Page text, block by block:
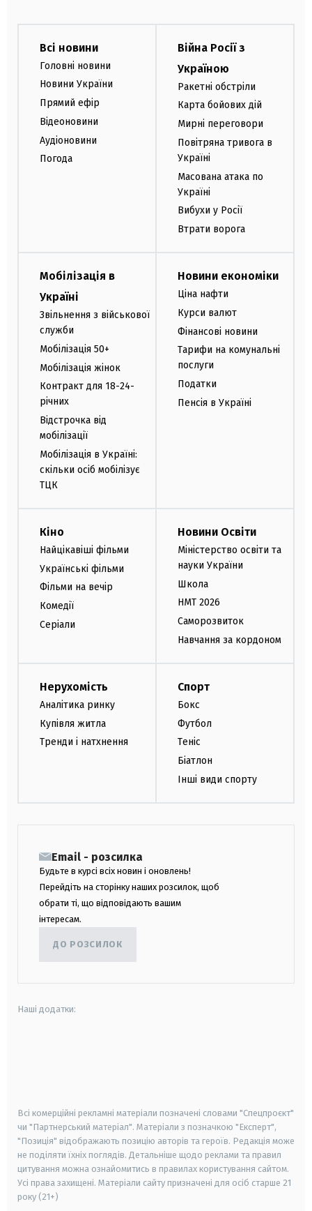
Всі новини
Головні новини
Новини України
Прямий ефір
Відеоновини
Аудіоновини
Погода
Війна Росії з
Україною
Ракетні обстріли
Карта бойових дій
Мирні переговори
Повітряна тривога в
Україні
Масована атака по
Україні
Вибухи у Росії
Втрати ворога
Мобілізація в
Україні
Звільнення з військової
служби
Мобілізація 50+
Мобілізація жінок
Контракт для 18-24-
річних
Відстрочка від
мобілізації
Мобілізація в Україні:
скільки осіб мобілізує
ТЦК
Новини економіки
Ціна нафти
Курси валют
Фінансові новини
Тарифи на комунальні
послуги
Податки
Пенсія в Україні
Кіно
Найцікавіші фільми
Українські фільми
Фільми на вечір
Комедії
Серіали
Новини Освіти
Міністерство освіти та
науки України
Школа
НМТ 2026
Саморозвиток
Навчання за кордоном
Нерухомість
Аналітика ринку
Купівля житла
Тренди і натхнення
Спорт
Бокс
Футбол
Теніс
Біатлон
Інші види спорту
Email - розсилка
Будьте в курсі всіх новин і оновлень!
Перейдіть на сторінку наших розсилок, щоб
обрати ті, що відповідають вашим
інтересам.
ДО РОЗСИЛОК
Наші додатки:
Всі комерційні рекламні матеріали позначені словами "Спецпроєкт"
чи "Партнерський матеріал". Матеріали з позначкою "Експерт",
"Позиція" відображають позицію авторів та героїв. Редакція може
не поділяти їхніх поглядів. Детальніше щодо реклами та правил
цитування можна ознайомитись в правилах користування сайтом.
Усі права захищені. Матеріали сайту призначені для осіб старше 21
року (21+)